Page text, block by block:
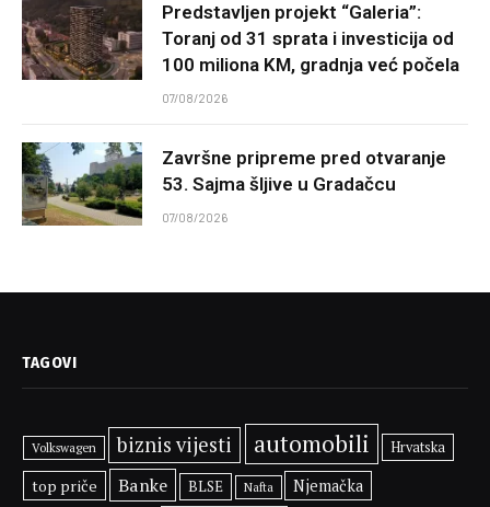
Predstavljen projekt “Galeria”:
Toranj od 31 sprata i investicija od
100 miliona KM, gradnja već počela
07/08/2026
Završne pripreme pred otvaranje
53. Sajma šljive u Gradačcu
07/08/2026
TAGOVI
Volkswagen biznis vijesti automobili Hrvatska
top priče Banke BLSE Nafta Njemačka